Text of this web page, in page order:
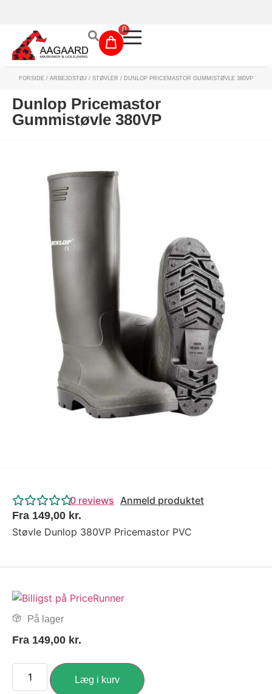
0
Maskinudlejning
Have- og parkmaskiner
Tips og tricks
4.4 Google Reviews
4.7 Trustpilot
FORSIDE / ARBEJDSTØJ / STØVLER / DUNLOP PRICEMASTOR GUMMISTØVLE 380VP
Dunlop Pricemastor
Gummistøvle 380VP
0 reviews Anmeld produktet
Fra 149,00 kr.
Støvle Dunlop 380VP Pricemastor PVC
På lager
Fra 149,00 kr.
Læg i kurv